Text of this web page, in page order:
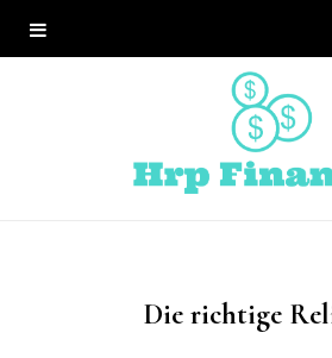
Die richtige